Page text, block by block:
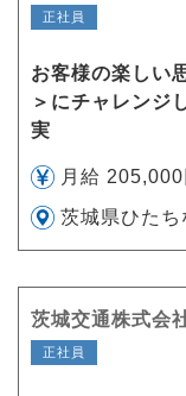
正社員
お客様の楽しい
＞にチャレン
実
月給
茨城県ひたち
茨城交通株式会
正社員